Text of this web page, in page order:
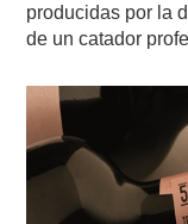
producidas por la
de un catador